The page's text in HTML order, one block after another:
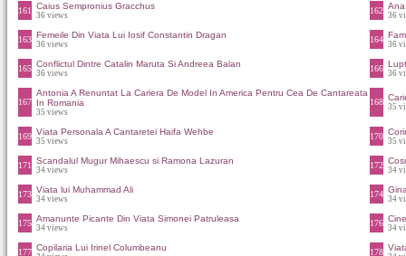
161 Caius Sempronius Gracchus
36 views 162 36
163 Femeile Din Viata Lui Iosif Constantin Dragan
36 views 164 36
165 Conflictul Dintre Catalin Maruta Si Andreea Balan
36 views 166 36
167
Antonia A Renuntat La Cariera De Model In America Pentru Cea De Cantareata
In Romania
35 views
168 35
169 Viata Personala A Cantaretei Haifa Wehbe
35 views 170 35
171 Scandalul Mugur Mihaescu si Ramona Lazuran
34 views 172 34
173 Viata lui Muhammad Ali
34 views 174 34
175 Amanunte Picante Din Viata Simonei Patruleasa
34 views 176 34
177 Copilaria Lui Irinel Columbeanu 178